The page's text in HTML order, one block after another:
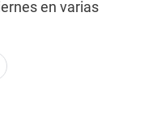
en varias